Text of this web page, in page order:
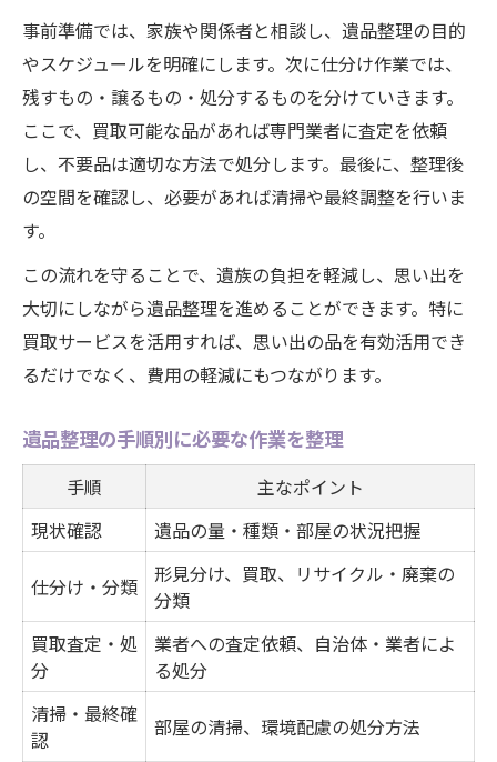
事前準備では、家族や関係者と相談し、遺品整理の目的
やスケジュールを明確にします。次に仕分け作業では、
残すもの・譲るもの・処分するものを分けていきます。
ここで、買取可能な品があれば専門業者に査定を依頼
し、不要品は適切な方法で処分します。最後に、整理後
の空間を確認し、必要があれば清掃や最終調整を行いま
す。
この流れを守ることで、遺族の負担を軽減し、思い出を
大切にしながら遺品整理を進めることができます。特に
買取サービスを活用すれば、思い出の品を有効活用でき
るだけでなく、費用の軽減にもつながります。
遺品整理の手順別に必要な作業を整理
手順
主なポイント
現状確認
遺品の量・種類・部屋の状況把握
仕分け・分類
形見分け、買取、リサイクル・廃棄の
分類
買取査定・処
分
業者への査定依頼、自治体・業者によ
る処分
清掃・最終確
認
部屋の清掃、環境配慮の処分方法